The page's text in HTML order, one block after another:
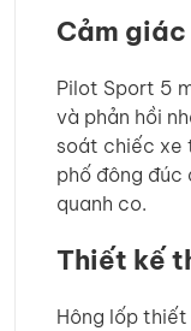
Cảm
Pilot Sport 5
và phản hồi
soát chiếc xe
phố đông đúc
quanh co.
Thiết kế
Hông lốp thiết